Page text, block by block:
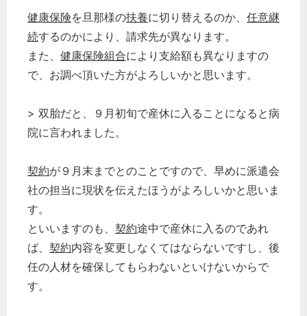
健康保険を旦那様の扶養に切り替えるのか、 任意継
続するのかにより、請求先が異なります。
また、 健康保険組合により支給額も異なりますの
で、お調べ頂いた方がよろしいかと思います。
> 双胎だと、９月初旬で産休に入ることになると病
院に言われました。
契約が９月末までとのことですので、早めに派遣会
社の担当に現状を伝えたほうがよろしいかと思いま
す。
といいますのも、 契約途中で産休に入るのであれ
ば、 契約内容を変更しなくてはならないですし、後
任の人材を確保してもらわないといけないからで
す。